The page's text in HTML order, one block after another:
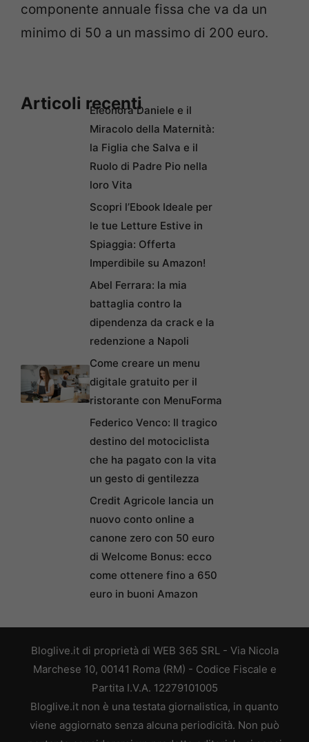
componente annuale fissa che va da un
minimo di 50 a un massimo di 200 euro.
Articoli recentiEleonora Daniele e il
Miracolo della Maternità:
la Figlia che Salva e il
Ruolo di Padre Pio nella
loro Vita
Scopri l’Ebook Ideale per
le tue Letture Estive in
Spiaggia: Offerta
Imperdibile su Amazon!
Abel Ferrara: la mia
battaglia contro la
dipendenza da crack e la
redenzione a Napoli
Come creare un menu
digitale gratuito per il
ristorante con MenuForma
Federico Venco: Il tragico
destino del motociclista
che ha pagato con la vita
un gesto di gentilezza
Credit Agricole lancia un
nuovo conto online a
canone zero con 50 euro
di Welcome Bonus: ecco
come ottenere fino a 650
euro in buoni Amazon
Bloglive.it di proprietà di WEB 365 SRL - Via Nicola
Marchese 10, 00141 Roma (RM) - Codice Fiscale e
Partita I.V.A. 12279101005
Bloglive.it non è una testata giornalistica, in quanto
viene aggiornato senza alcuna periodicità. Non può